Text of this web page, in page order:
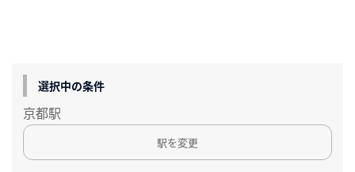
選択中の条件
京都駅
駅を変更